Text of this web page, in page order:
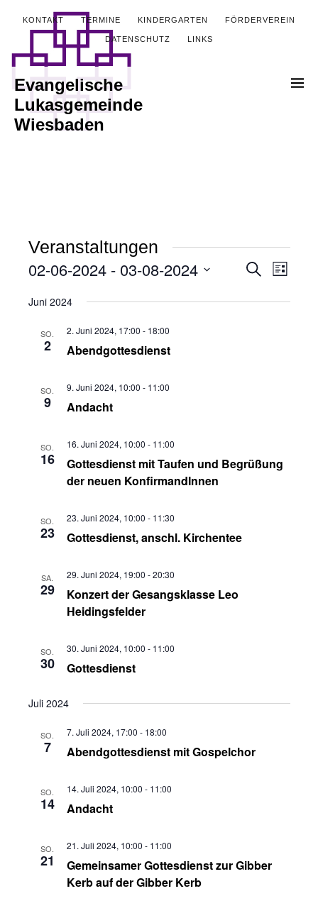
KONTAKT TERMINE KINDERGARTEN FÖRDERVEREIN
DATENSCHUTZ LINKS
Evangelische
Lukasgemeinde
Wiesbaden
Veranstaltungen
Suche Liste
02-06-2024 - 03-08-2024
wählen.
Juni 2024
SO.
2 Abendgottesdienst
2. Juni 2024, 17:00 - 18:00
SO.
9 Andacht
9. Juni 2024, 10:00 - 11:00
SO.
16
Gottesdienst mit Taufen und Begrüßung
der neuen KonfirmandInnen
16. Juni 2024, 10:00 - 11:00
SO.
23 Gottesdienst, anschl. Kirchentee
23. Juni 2024, 10:00 - 11:30
SA.
29
Konzert der Gesangsklasse Leo
Heidingsfelder
29. Juni 2024, 19:00 -20:30
SO.
30 Gottesdienst
30. Juni 2024, 10:00 - 11:00
Juli 2024
SO.
7 Abendgottesdienst mit Gospelchor
7. Juli 2024, 17:00 - 18:00
SO.
14 Andacht
14. Juli 2024, 10:00 - 11:00
SO.
21
Gemeinsamer Gottesdienst zur Gibber
Kerb auf der Gibber Kerb
21. Juli 2024, 10:00 - 11:00